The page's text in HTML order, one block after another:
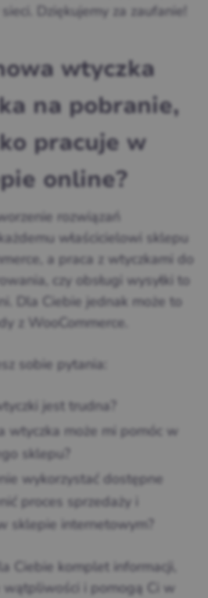
Dziękujemy za zaufanie!
wtyczka
na pobranie,
pracuje w
online?
rozwiązań
właścicielowi sklepu
a praca z wtyczkami do
czy obsługi wysyłki to
Dla Ciebie jednak może to
z WooCommerce.
sobie pytania:
jest trudna?
wtyczka może mi pomóc w
sklepu?
wykorzystać dostępne
proces sprzedaży i
sklepie internetowym?
Ciebie komplet informacji,
i pomogą Ci w